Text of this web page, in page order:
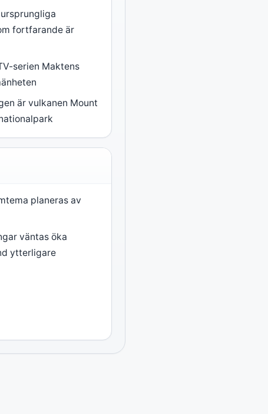
fortfarande är
serien Maktens
är vulkanen Mount
planeras av
väntas öka
ytterligare